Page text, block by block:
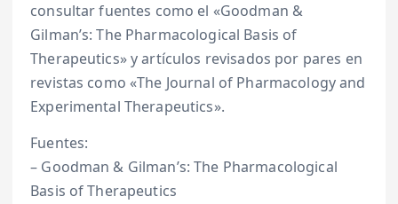
consultar fuentes como el «Goodman &
Gilman’s: The Pharmacological Basis of
Therapeutics» y artículos revisados por pares en
revistas como «The Journal of Pharmacology and
Experimental Therapeutics».
Fuentes:
– Goodman & Gilman’s: The Pharmacological
Basis of Therapeutics